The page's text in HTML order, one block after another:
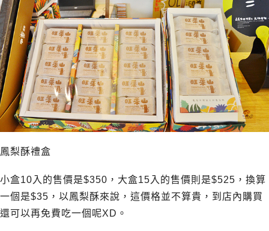
鳳梨酥禮盒
小盒10入的售價是$350，大盒15入的售價則是$525，換算
一個是$35，以鳳梨酥來說，這價格並不算貴，到店內購買
還可以再免費吃一個呢XD。